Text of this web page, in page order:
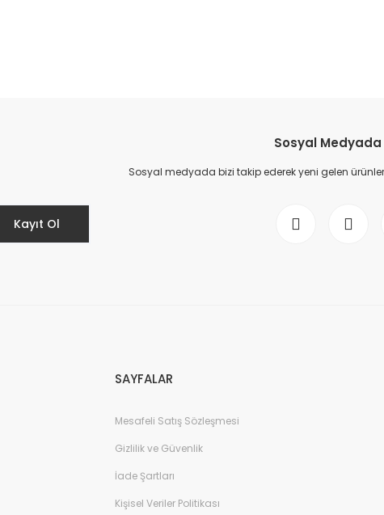
Kayıt Ol
Sosyal Medyada
Sosyal medyada bizi takip ederek yeni gelen
SAYFALAR
Mesafeli Satış Sözleşmesi
Gizlilik ve Güvenlik
İade Şartları
Kişisel Veriler Politikası